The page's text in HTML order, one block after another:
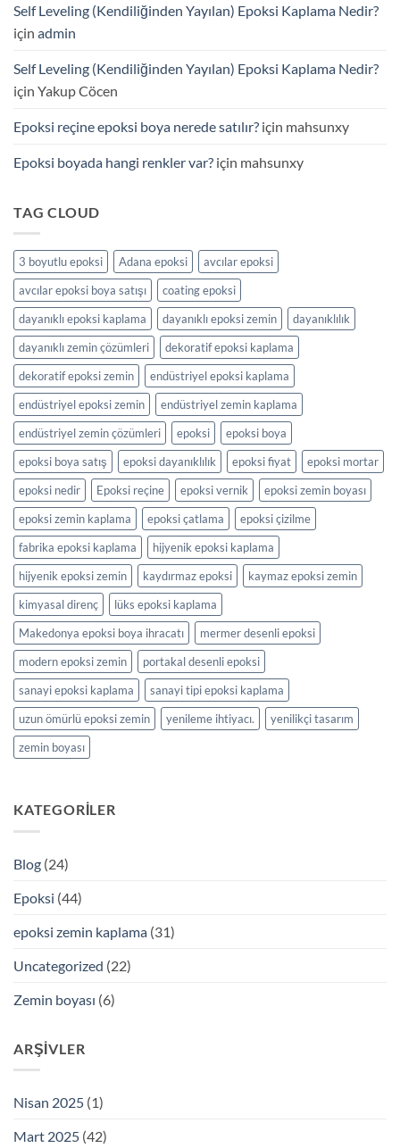
Dekoratif
Uygulamalar
için
Self Leveling (Kendiliğinden Yayılan) Epoksi Kaplama Nedir?
için admin
Self Leveling (Kendiliğinden Yayılan) Epoksi Kaplama Nedir?
için Yakup Cöcen
Epoksi reçine epoksi boya nerede satılır? için mahsunxy
Epoksi boyada hangi renkler var? için mahsunxy
TAG CLOUD
3 boyutlu epoksi Adana epoksi
avcılar epoksi
avcılar epoksi boya satışı
coating epoksi
dayanıklı epoksi kaplama
dayanıklı epoksi zemin
dayanıklılık
dayanıklı zemin çözümleri
dekoratif epoksi kaplama
dekoratif epoksi zemin
endüstriyel epoksi kaplama
endüstriyel epoksi zemin
endüstriyel zemin kaplama
endüstriyel zemin çözümleri
epoksi
epoksi boya
epoksi boya satış
epoksi dayanıklılık epoksi fiyat
epoksi mortar
epoksi nedir
Epoksi reçine epoksi vernik
epoksi zemin boyası
epoksi zemin kaplama
epoksi çatlama
epoksi çizilme
fabrika epoksi kaplama
hijyenik epoksi kaplama
hijyenik epoksi zemin
kaydırmaz epoksi
kaymaz epoksi zemin
kimyasal direnç
lüks epoksi kaplama
Makedonya epoksi boya ihracatı
mermer desenli epoksi
modern epoksi zemin
portakal desenli epoksi
sanayi epoksi kaplama
sanayi tipi epoksi kaplama
uzun ömürlü epoksi zemin
yenileme ihtiyacı.
yenilikçi tasarım
zemin boyası
KATEGORILER
Blog (24)
Epoksi (44)
epoksi zemin kaplama (31)
Uncategorized (22)
Zemin boyası (6)
ARŞIVLER
Nisan 2025 (1)
Mart 2025 (42)